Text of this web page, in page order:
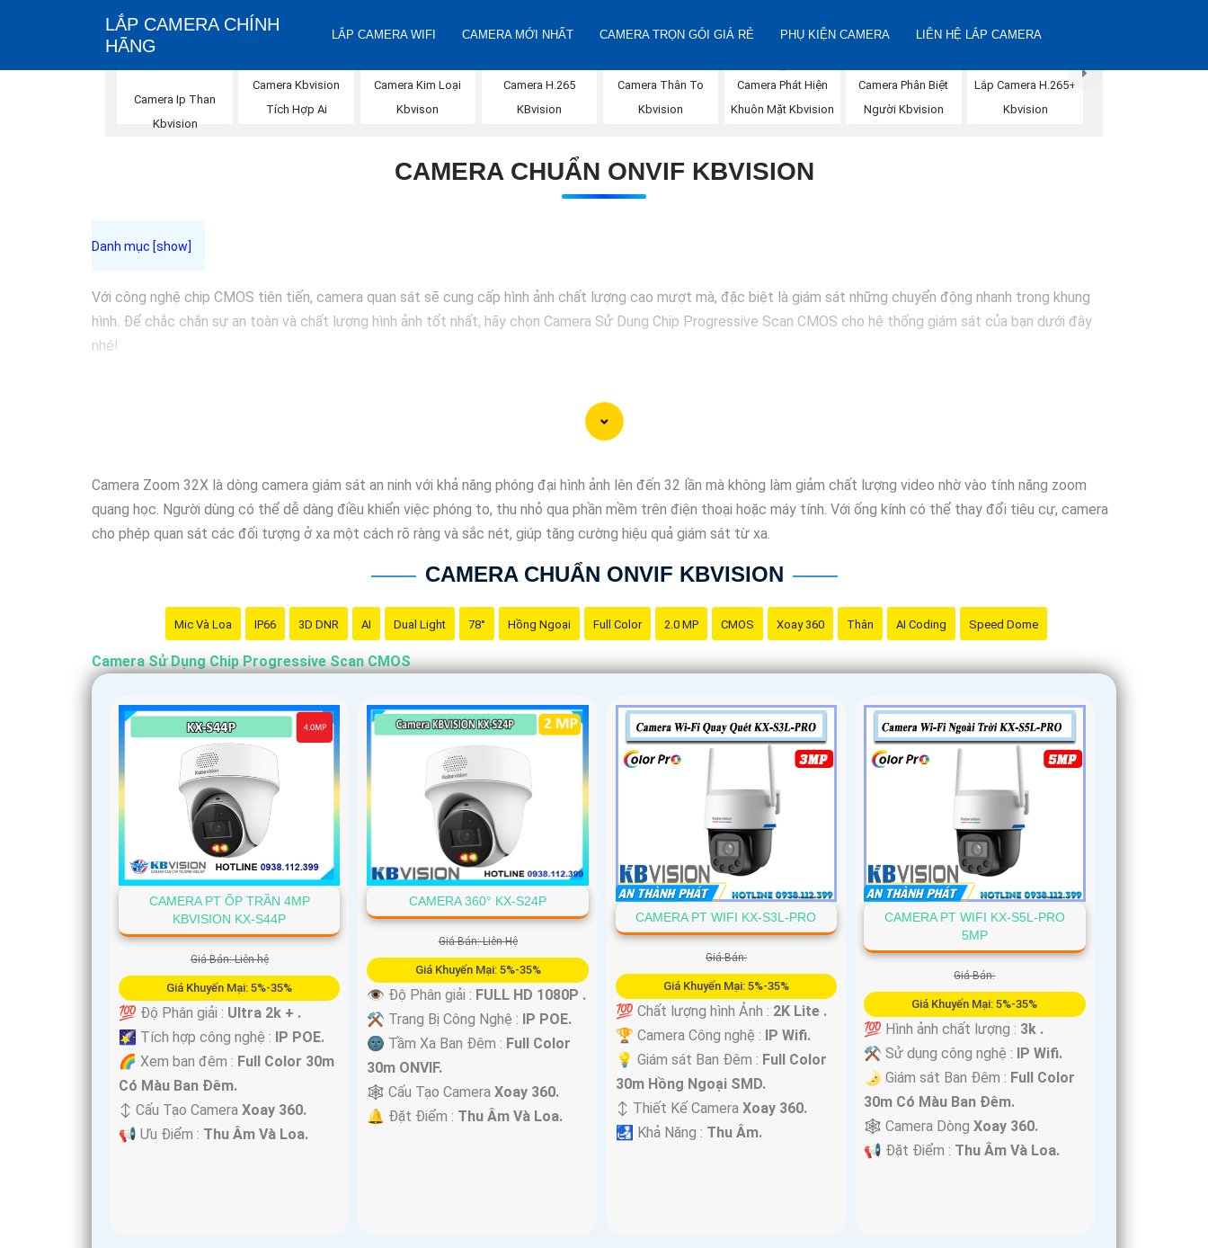
LẮP CAMERA CHÍNH
HÃNG
LẮP CAMERA WIFI CAMERA MỚI NHẤT CAMERA TRỌN GÓI GIÁ RẺ PHỤ KIỆN CAMERA LIÊN HỆ LẮP CAMERA
Camera Ip Than
Kbvision
Camera Kbvision
Tích Hợp Ai
Camera Kim Loại
Kbvison
Camera H.265
KBvision
Camera Thân To
Kbvision
Camera Phát Hiện
Khuôn Mặt Kbvision
Camera Phân Biệt
Người Kbvision
Lắp Camera H.265+
Kbvision
CAMERA CHUẨN ONVIF KBVISION
Với công nghệ chip CMOS tiên tiến, camera quan sát sẽ cung cấp hình ảnh chất lượng cao mượt mà, đặc biệt là giám sát những chuyển động nhanh trong khung
hình. Để chắc chắn sự an toàn và chất lượng hình ảnh tốt nhất, hãy chọn Camera Sử Dụng Chip Progressive Scan CMOS cho hệ thống giám sát của bạn dưới đây
nhé!
Camera Zoom 32X là dòng camera giám sát an ninh với khả năng phóng đại hình ảnh lên đến 32 lần mà không làm giảm chất lượng video nhờ vào tính năng zoom
quang học. Người dùng có thể dễ dàng điều khiển việc phóng to, thu nhỏ qua phần mềm trên điện thoại hoặc máy tính. Với ống kính có thể thay đổi tiêu cự, camera
cho phép quan sát các đối tượng ở xa một cách rõ ràng và sắc nét, giúp tăng cường hiệu quả giám sát từ xa.
CAMERA CHUẨN ONVIF KBVISION
Mic Và Loa IP66 3D DNR AI Dual Light 78° Hồng Ngoại Full Color 2.0 MP CMOS Xoay 360 Thân AI Coding Speed Dome
Camera Sử Dụng Chip Progressive Scan CMOS
CAMERA PT ỐP TRẦN 4MP
KBVISION KX-S44P
Giá Bán: Liên hệ
Giá Khuyến Mại: 5%-35%
💯 Độ Phân giải : Ultra 2k + .
🌠 Tích hợp công nghệ : IP POE.
🌈 Xem ban đêm : Full Color 30m
Có Màu Ban Ðêm.
↕️ Cấu Tạo Camera Xoay 360.
️📢 Ưu Điểm : Thu Âm Và Loa.
CAMERA 360° KX-S24P
Giá Bán: Liên Hệ
Giá Khuyến Mại: 5%-35%
👁 Độ Phân giải : FULL HD 1080P .
⚒ Trang Bị Công Nghệ : IP POE.
🌚 Tầm Xa Ban Đêm : Full Color
30m ONVIF.
🕸️ Cấu Tạo CameraXoay 360.
️🔔 Đặt Điểm : Thu Âm Và Loa.
CAMERA PT WIFI KX-S3L-PRO
Giá Bán:
Giá Khuyến Mại: 5%-35%
💯 Chất lượng hình Ảnh : 2K Lite .
🏆 Camera Công nghệ : IP Wifi.
💡 Giám sát Ban Đêm : Full Color
30m Hồng Ngoại SMD.
↕️ Thiết Kế Camera Xoay 360.
️🛃 Khả Năng : Thu Âm.
CAMERA PT WIFI KX-S5L-PRO
5MP
Giá Bán:
Giá Khuyến Mại: 5%-35%
💯 Hình ảnh chất lượng : 3k .
⚒ Sử dụng công nghệ : IP Wifi.
🌛 Giám sát Ban Đêm : Full Color
30m Có Màu Ban Ðêm.
🕸️ Camera DòngXoay 360.
️📢 Đặt Điểm : Thu Âm Và Loa.